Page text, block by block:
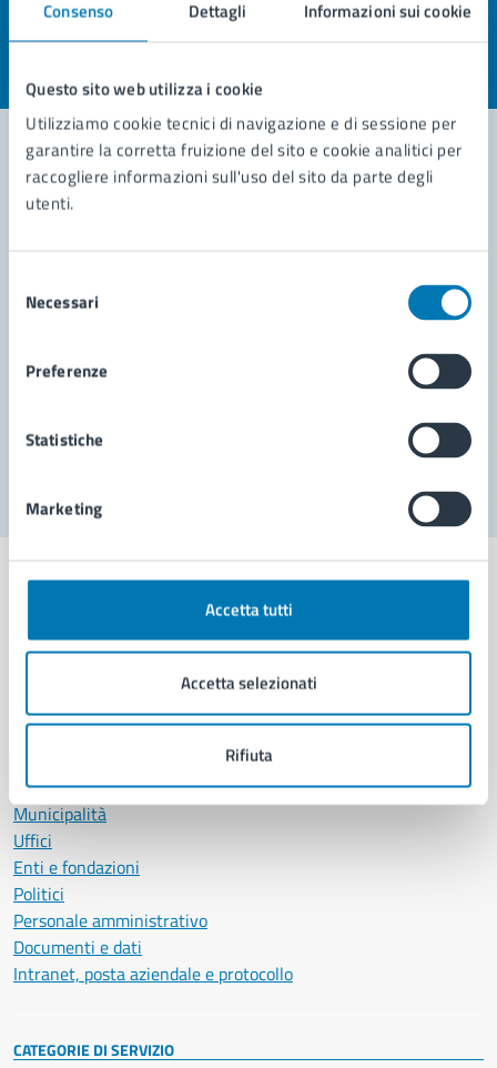
Consenso Dettagli Informazioni sui cookie
Questo sito web utilizza i cookie
Utilizziamo cookie tecnici di navigazione e di sessione per
garantire la corretta fruizione del sito e cookie analitici per
raccogliere informazioni sull'uso del sito da parte degli
utenti.
delNecessari
Preferenze
Statistiche
Marketing
Accetta tutti
Accetta selezionati
Rifiuta
Valuta la chiarezza delle informazioni (da 1 a 5 stelle)
Seleziona il numero di stelle per valutare la chiarezza delle
Valuta 5 stelle su 5
Valuta 4 stelle su 5
Valuta 3 stelle su 5
Valuta 2 stelle su 5
Valuta 1 stelle su 5
Contatta il comune
Richiedi assistenza
Segnala disservizio
Comune di Napoli
AMMINISTRAZIONE
Organi di governo
Municipalità
Uffici
Enti e fondazioni
Politici
Personale amministrativo
Documenti e dati
Intranet, posta aziendale e protocollo
CATEGORIE DI SERVIZIO